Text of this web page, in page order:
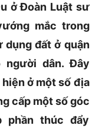
ở Đoàn Luật sư
mắc trong
đất ở quận
người dân. Đây
ở một số địa
cấp một số góc
phần thúc đẩy